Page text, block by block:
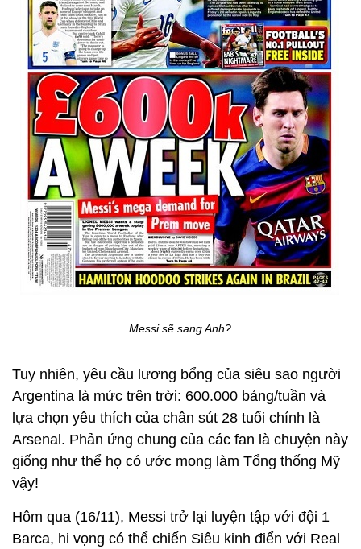
Messi sẽ sang Anh?
Tuy nhiên, yêu cầu lương bổng của siêu sao người
Argentina là mức trên trời: 600.000 bảng/tuần và
lựa chọn yêu thích của chân sút 28 tuổi chính là
Arsenal. Phản ứng chung của các fan là chuyện này
giống như thể họ có ước mong làm Tổng thống Mỹ
vậy!
Hôm qua (16/11), Messi trở lại luyện tập với đội 1
Barca, hi vọng có thể chiến Siêu kinh điển với Real